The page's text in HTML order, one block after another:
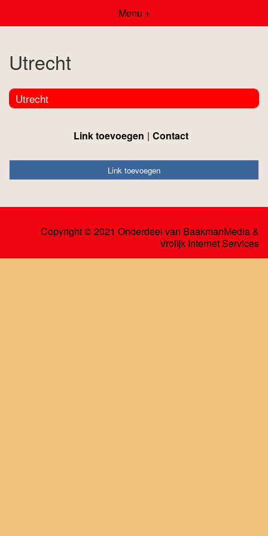
Menu +
Utrecht
Utrecht
Link toevoegen Contact
Link toevoegen
Copyright © 2021 Onderdeel van BaakmanMedia&
Vrolijk Internet Services